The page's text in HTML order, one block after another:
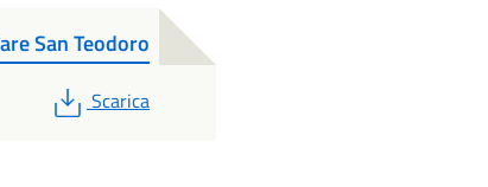
San Teodoro
PDF
Scarica